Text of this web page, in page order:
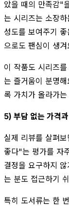
았을 때의 만족감"
는 시리즈는 소장
성도를 보여주기
으로도 팬심이 생겨
이 작품도 시리즈
는 즐거움이 분명
록 가치가 올라가
5) 부담 없는 가격
실제 리뷰를 살펴
좋다"는 평가를 자
결정을 요구하지
는 분도 접근하기
특히 도서류는 한